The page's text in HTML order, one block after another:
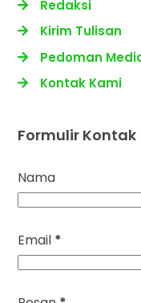
Redaksi
Kirim Tulisan
Pedoman
Kontak Kami
Formulir Kontak
Nama
Email *